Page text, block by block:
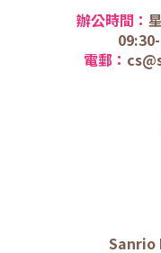
辦公時間：
電郵：
Sanrio